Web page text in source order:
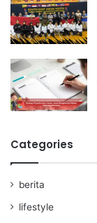
Categories
berita
lifestyle